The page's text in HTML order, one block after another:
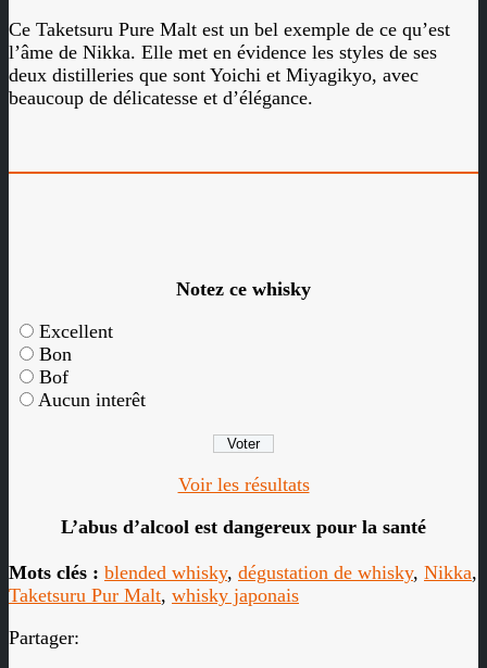
Ce Taketsuru Pure Malt est un bel exemple de ce qu’est
l’âme de Nikka. Elle met en évidence les styles de ses
deux distilleries que sont Yoichi et Miyagikyo, avec
beaucoup de délicatesse et d’élégance.
Notez ce whisky
Excellent
Bon
Bof
Aucun interêt
Voir les résultats
L’abus d’alcool est dangereux pour la santé
Mots clés : blended whisky, dégustation de whisky, Nikka,
Taketsuru Pur Malt, whisky japonais
Partager: